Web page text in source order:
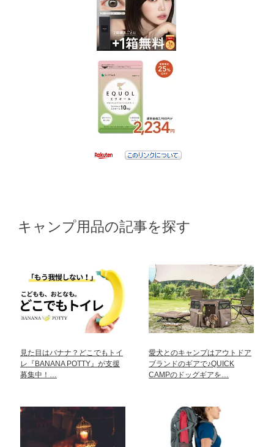
キャンプ用品の記事を探す
見た目はバナナ？どこでもトイ
レ『BANANA POTTY』が支援
募集中！…
愛犬とのキャンプはアウトドア
ブランドのギアで♪QUICK
CAMPのドッグギアを…